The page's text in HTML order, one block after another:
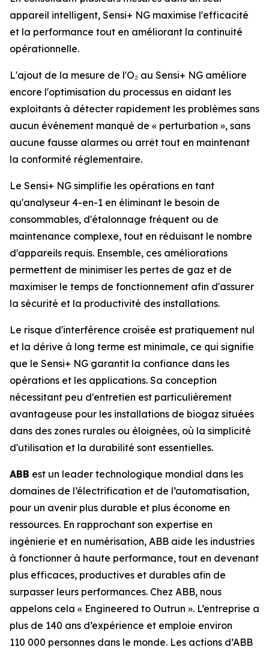
appareil intelligent, Sensi+ NG maximise l'efficacité
et la performance tout en améliorant la continuité
opérationnelle.
L'ajout de la mesure de l'O₂ au Sensi+ NG améliore
encore l'optimisation du processus en aidant les
exploitants à détecter rapidement les problèmes sans
aucun événement manqué de « perturbation », sans
aucune fausse alarmes ou arrêt tout en maintenant
la conformité réglementaire.
Le Sensi+ NG simplifie les opérations en tant
qu'analyseur 4-en-1 en éliminant le besoin de
consommables, d'étalonnage fréquent ou de
maintenance complexe, tout en réduisant le nombre
d'appareils requis. Ensemble, ces améliorations
permettent de minimiser les pertes de gaz et de
maximiser le temps de fonctionnement afin d'assurer
la sécurité et la productivité des installations.
Le risque d'interférence croisée est pratiquement nul
et la dérive à long terme est minimale, ce qui signifie
que le Sensi+ NG garantit la confiance dans les
opérations et les applications. Sa conception
nécessitant peu d'entretien est particulièrement
avantageuse pour les installations de biogaz situées
dans des zones rurales ou éloignées, où la simplicité
d'utilisation et la durabilité sont essentielles.
ABB est un leader technologique mondial dans les
domaines de l’électrification et de l’automatisation,
pour un avenir plus durable et plus économe en
ressources. En rapprochant son expertise en
ingénierie et en numérisation, ABB aide les industries
à fonctionner à haute performance, tout en devenant
plus efficaces, productives et durables afin de
surpasser leurs performances. Chez ABB, nous
appelons cela « Engineered to Outrun ». L’entreprise a
plus de 140 ans d’expérience et emploie environ
110 000 personnes dans le monde. Les actions d’ABB